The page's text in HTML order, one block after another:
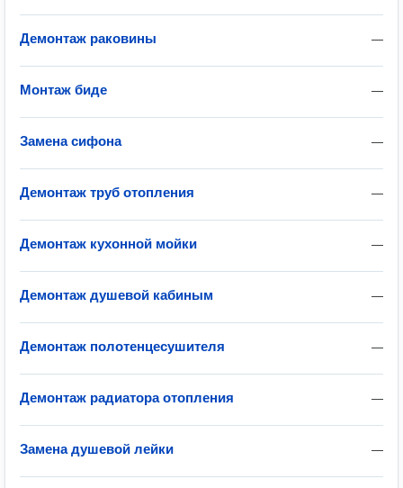
—
Демонтаж раковины
—
Монтаж биде
—
Замена сифона
—
Демонтаж труб отопления
—
Демонтаж кухонной мойки
—
Демонтаж душевой кабиным
—
Демонтаж полотенцесушителя
—
Демонтаж радиатора отопления
—
Замена душевой лейки